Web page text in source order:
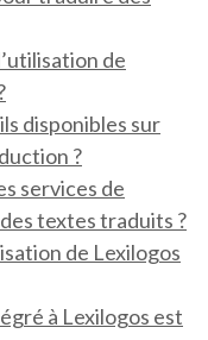
de
disponibles sur
?
services de
textes traduits ?
de Lexilogos
à Lexilogos est